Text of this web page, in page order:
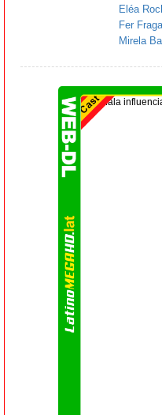
Eléa
Fer Fraga
Mirela